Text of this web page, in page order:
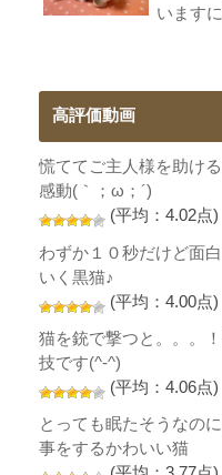
います
高評価動画
慌ててご主人様を助け
感動(｀；ω；´)
(平均：4.02点)
わずか１０秒だけど面
いく黒猫♪
(平均：4.00点)
猫を銃で撃つと。。。
技です(^-^)
(平均：4.06点)
とっても眠たそうなの
事をするかわいい猫